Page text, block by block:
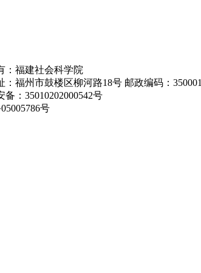
：福建社会科学院
：福州市鼓楼区柳河路18号 邮政编码：350001
备：35010202000542号
号